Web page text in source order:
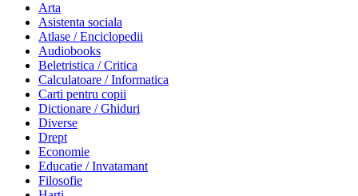
Arta
Asistenta sociala
Atlase / Enciclopedii
Audiobooks
Beletristica / Critica
Calculatoare / Informatica
Carti pentru copii
Dictionare / Ghiduri
Diverse
Drept
Economie
Educatie / Invatamant
Filosofie